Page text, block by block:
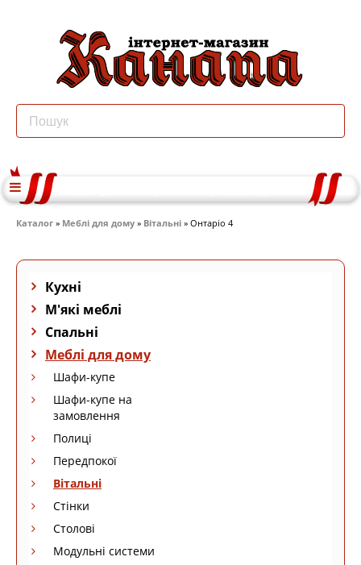
Каталог » Меблі для дому » Вітальні » Онтаріо 4
Кухні
М'які меблі
Спальні
Меблі для дому
Шафи-купе
Шафи-купе на
замовлення
Полиці
Передпокої
Вітальні
Стінки
Столові
Модульні системи